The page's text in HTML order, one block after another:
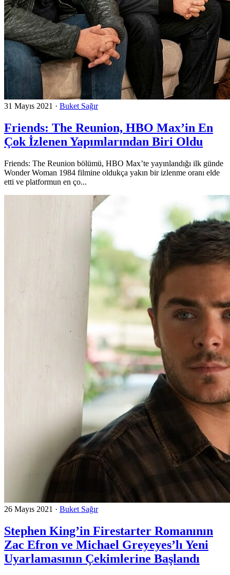
31 Mayıs 2021 · Buket Sağır
Friends: The Reunion, HBO Max’in En
Çok İzlenen Yapımlarından Biri Oldu
Friends: The Reunion bölümü, HBO Max’te yayınlandığı ilk günde
Wonder Woman 1984 filmine oldukça yakın bir izlenme oranı elde
etti ve platformun en ço...
26 Mayıs 2021 · Buket Sağır
Stephen King’in Firestarter Romanının
Zac Efron ve Michael Greyeyes’lı Yeni
Uyarlamasının Çekimlerine Başlandı